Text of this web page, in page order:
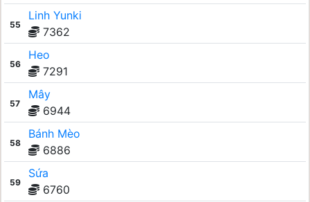
55
Linh Yunki
7362
56
Heo
7291
57
Mây
6944
58
Bánh Mèo
6886
59
Sứa
6760